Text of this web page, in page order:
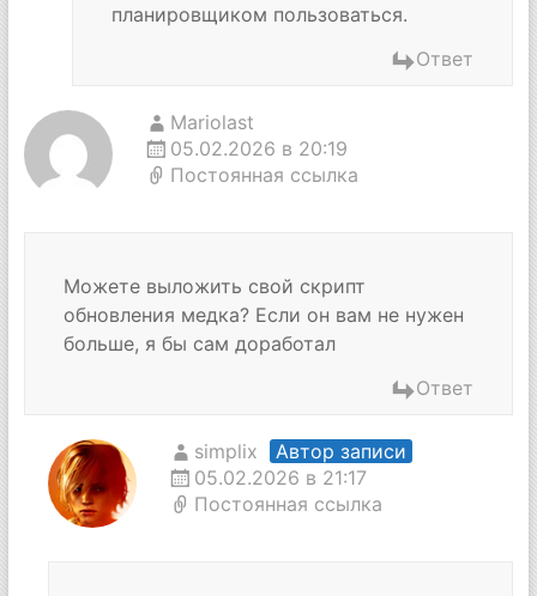
планировщиком пользоваться.
Ответ
Mariolast
05.02.2026 в 20:19
Постоянная ссылка
Можете выложить свой скрипт
обновления медка? Если он вам не нужен
больше, я бы сам доработал
Ответ
simplix
Автор записи
05.02.2026 в 21:17
Постоянная ссылка